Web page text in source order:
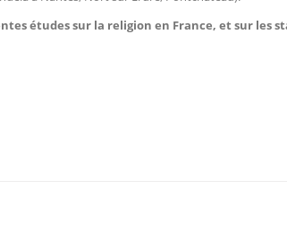
études sur la religion en France, et sur les